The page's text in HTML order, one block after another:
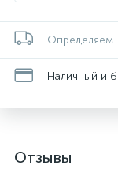
Наличный и
Отзывы